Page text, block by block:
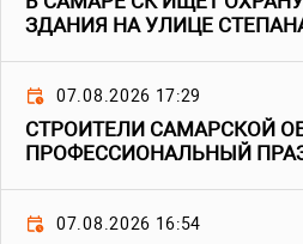
ЗДАНИЯ НА УЛИЦЕ
07.08.2026 17:29
СТРОИТЕЛИ САМАРСКОЙ
ПРОФЕССИОНАЛЬНЫЙ
07.08.2026 16:54